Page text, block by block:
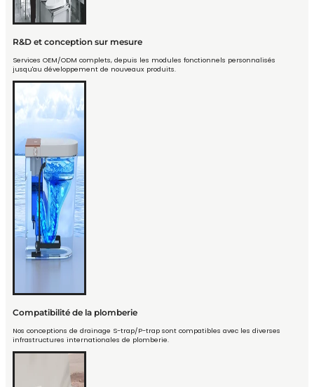
R&D et conception sur mesure
Services OEM/ODM complets, depuis les modules fonctionnels personnalisés
jusqu'au développement de nouveaux produits.
Compatibilité de la plomberie
Nos conceptions de drainage S-trap/P-trap sont compatibles avec les diverses
infrastructures internationales de plomberie.